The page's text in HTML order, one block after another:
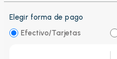
Elegir forma de pago
Efectivo/Tarjetas